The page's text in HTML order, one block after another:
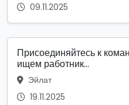
09.11.2025
Присоединяйтесь к
ищем работник...
Эйлат
19.11.2025